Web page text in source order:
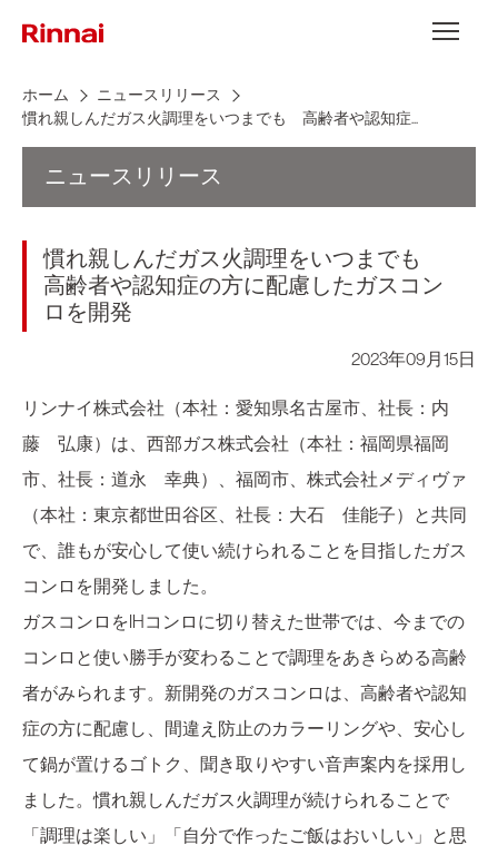
メニュー
ホーム
ニュースリリース
慣れ親しんだガス火調理をいつまでも 高齢者や認知症...
ニュースリリース
慣れ親しんだガス火調理をいつまでも
高齢者や認知症の方に配慮したガスコン
ロを開発
2023年09月15日
リンナイ株式会社（本社：愛知県名古屋市、社長：内
藤 弘康）は、西部ガス株式会社（本社：福岡県福岡
市、社長：道永 幸典）、福岡市、株式会社メディヴァ
（本社：東京都世田谷区、社長：大石 佳能子）と共同
で、誰もが安心して使い続けられることを目指したガス
コンロを開発しました。
ガスコンロをIHコンロに切り替えた世帯では、今までの
コンロと使い勝手が変わることで調理をあきらめる高齢
者がみられます。新開発のガスコンロは、高齢者や認知
症の方に配慮し、間違え防止のカラーリングや、安心し
て鍋が置けるゴトク、聞き取りやすい音声案内を採用し
ました。慣れ親しんだガス火調理が続けられることで
「調理は楽しい」「自分で作ったご飯はおいしい」と思